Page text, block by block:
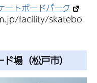
ートボードパーク
facility/skatebo
場（松戸市）